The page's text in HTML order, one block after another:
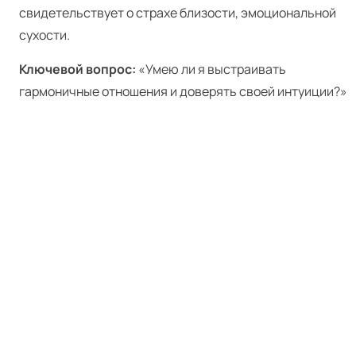
свидетельствует о страхе близости, эмоциональной
сухости.
Ключевой вопрос: «Умею ли я выстраивать
гармоничные отношения и доверять своей интуиции?»